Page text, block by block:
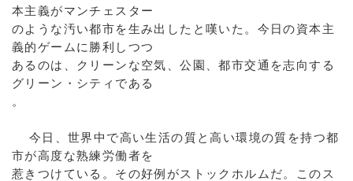
本主義がマンチェスター
のような汚い都市を生み出したと嘆いた。今日の資本主
義的ゲームに勝利しつつ
あるのは、クリーンな空気、公園、都市交通を志向する
グリーン・シティである
。
今日、世界中で高い生活の質と高い環境の質を持つ都
市が高度な熟練労働者を
惹きつけている。その好例がストックホルムだ。このス